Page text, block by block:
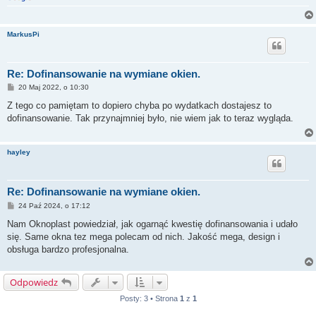
MarkusPi
Re: Dofinansowanie na wymiane okien.
P
s
20 Maj 2022, o 10:30
Z tego co pamiętam to dopiero chyba po wydatkach dostajesz to
dofinansowanie. Tak przynajmniej było, nie wiem jak to teraz wygląda.
hayley
Re: Dofinansowanie na wymiane okien.
P
s
24 Paź 2024, o 17:12
Nam Oknoplast powiedział, jak ogarnąć kwestię dofinansowania i udało
się. Same okna tez mega polecam od nich. Jakość mega, design i
obsługa bardzo profesjonalna.
Odpowiedz
Posty: 3 • Strona 1 z 1